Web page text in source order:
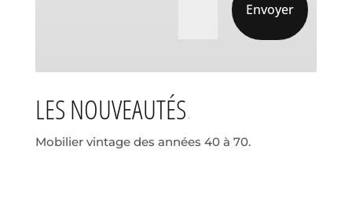
Envoyer
LES NOUVEAUTÉS
Mobilier vintage des années 40 à 70.